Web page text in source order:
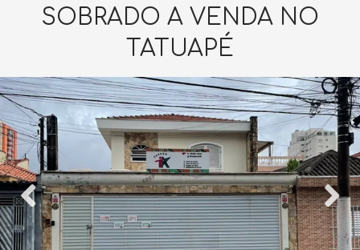
SOBRADO A VENDA NO
TATUAPÉ